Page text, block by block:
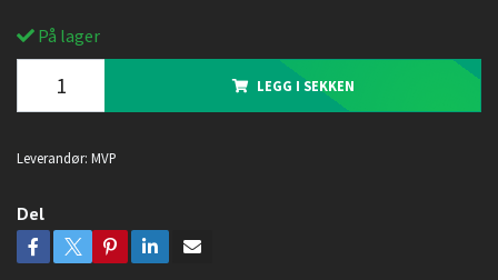
På lager
LEGG I SEKKEN
Leverandør: MVP
Del